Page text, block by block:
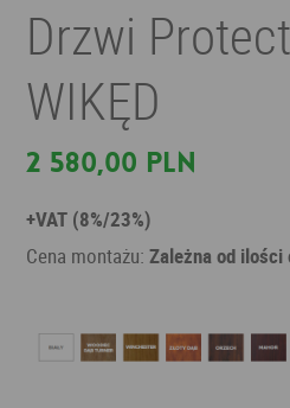
Drzwi
WIKĘD
2 580,00 PLN
+VAT (8%/23%)
Cena montażu:Zależna od